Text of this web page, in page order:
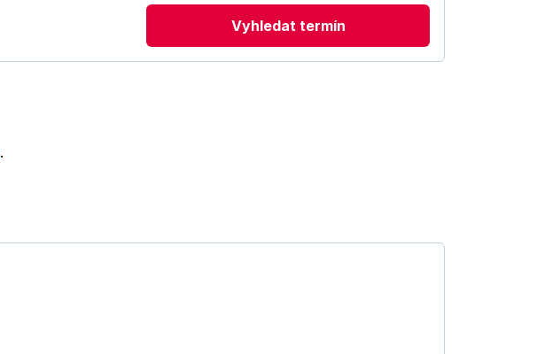
Vyhledat termín
.